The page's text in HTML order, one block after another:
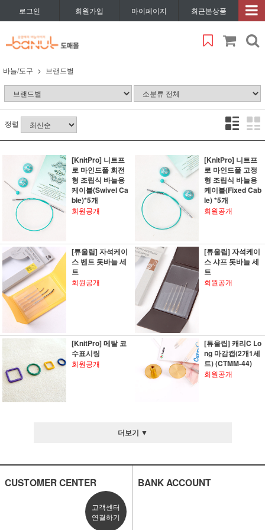
로그인 회원가입 마이페이지 최근본상품
바늘/도구 브랜드별
정렬
[KnitPro] 니트프
로 마인드풀 회전
형 조립식 바늘용
케이블(Swivel Ca
ble)*5개
회원공개
[KnitPro] 니트프
로 마인드풀 고정
형 조립식 바늘용
케이블(Fixed Cab
le) *5개
회원공개
[튜울립] 자석케이
스 벤트 돗바늘 세
트
회원공개
[튜울립] 자석케이
스 샤프 돗바늘 세
트
회원공개
[KnitPro] 메탈 코
수표시링
회원공개
[튜울립] 캐리C Lo
ng 마감캡(2개1세
트) (CTMM-44)
회원공개
더보기 ▼
CUSTOMER CENTER
고객센터
연결하기
BANK ACCOUNT